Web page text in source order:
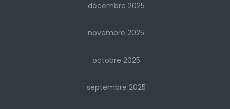
décembre 2025
novembre 2025
octobre 2025
septembre 2025